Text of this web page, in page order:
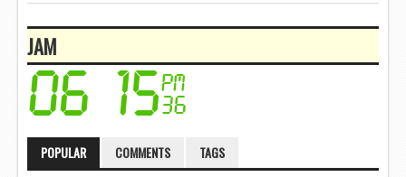
JAM
POPULAR COMMENTS TAGS